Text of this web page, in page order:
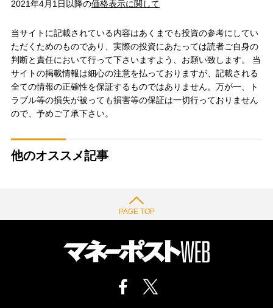
2021年4月1日以降の価格表示に関して
当サイトに記載されている内容はあくまでも投資の参考にしてい
ただくためのものであり、実際の投資にあたっては読者ご自身の
判断と責任において行って下さいますよう、お願い致します。 当
サイトの掲載情報は細心の注意を払っておりますが、記載される
全ての情報の正確性を保証するものではありません。万が一、ト
ラブル等の損失が被っても損害等の保証は一切行っておりません
ので、予めご了承下さい。
他のオススメ記事
PAGE TOP